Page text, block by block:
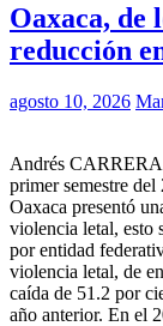
Oaxaca, de
reducción
agosto 10, 2026
Andrés
primer semestre
Oaxaca presentó
violencia letal, esto
por entidad
violencia letal, de
caída de 51.2 por
año anterior. En el